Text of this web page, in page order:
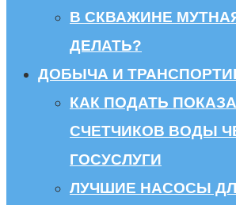
В СКВАЖИНЕ
ДЕЛАТЬ?
ДОБЫЧА И
КАК ПОДАТЬ
СЧЕТЧИКОВ ВОДЫ
ГОСУСЛУГИ
ЛУЧШИЕ НАСОСЫ